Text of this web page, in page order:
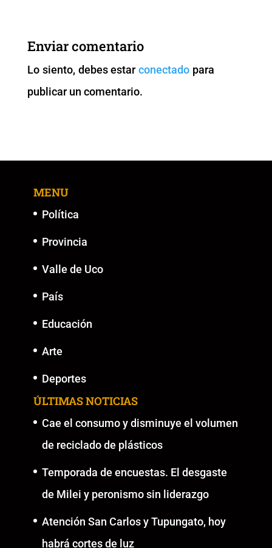
b
o
o
k
A
p
p k
er
Enviar comentario
Lo siento, debes estarconectado para
publicar un comentario.
MENU
Política
Provincia
Valle de Uco
País
Educación
Arte
Deportes
ÚLTIMAS NOTICIAS
Cae el consumo y disminuye el volumen
de reciclado de plásticos
Temporada de encuestas. El desgaste
de Milei y peronismo sin liderazgo
Atención San Carlos y Tupungato, hoy
habrá cortes de luz